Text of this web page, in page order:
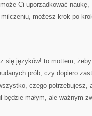
Ci uporządkować naukę,
możesz krok po
się języków! to mottem,
prób, czy dopiero
czego potrzebujesz,
będzie małym, ale ważnym